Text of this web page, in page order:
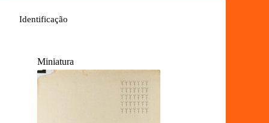
Identificação
Miniatura